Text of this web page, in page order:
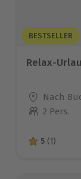
BESTSELLER
Relax-
Standort
Nach
Anzahl der
2 Pers.
5 von 5
5 (1)